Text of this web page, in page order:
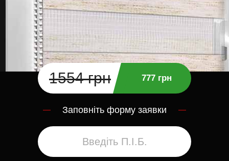
1554 грн 777 грн
Заповніть форму заявки